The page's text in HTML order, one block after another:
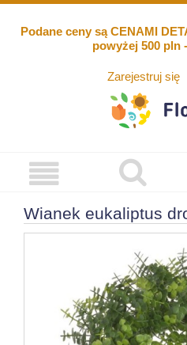
Podane ceny są CENAMI
powyżej 500 pln
Zarejestruj się
Wianek eukaliptus